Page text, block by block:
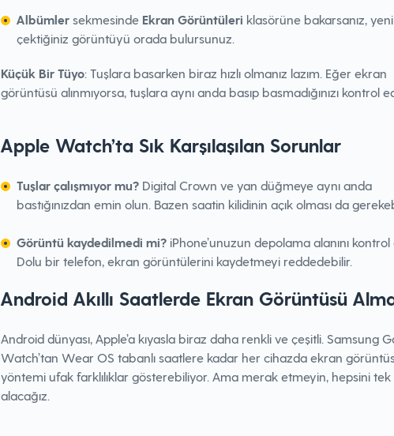
Albümler sekmesinde Ekran Görüntüleri klasörüne bakarsanız, yeni
çektiğiniz görüntüyü orada bulursunuz.
Küçük Bir Tüyo: Tuşlara basarken biraz hızlı olmanız lazım. Eğer ekran
görüntüsü alınmıyorsa, tuşlara aynı anda basıp basmadığınızı kontrol
Apple Watch’ta Sık Karşılaşılan Sorunlar
Tuşlar çalışmıyor mu? Digital Crown ve yan düğmeye aynı anda
bastığınızdan emin olun. Bazen saatin kilidinin açık olması da
Görüntü kaydedilmedi mi? iPhone’unuzun depolama alanını kontrol
Dolu bir telefon, ekran görüntülerini kaydetmeyi reddedebilir.
Android Akıllı Saatlerde Ekran Görüntüsü
Android dünyası, Apple’a kıyasla biraz daha renkli ve çeşitli. Samsung
Watch’tan Wear OS tabanlı saatlere kadar her cihazda ekran
yöntemi ufak farklılıklar gösterebiliyor. Ama merak etmeyin, hepsini
alacağız.